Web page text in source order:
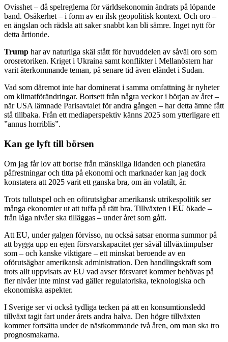
Ovisshet – då spelreglerna för världsekonomin ändrats på löpande
band. Osäkerhet – i form av en ilsk geopolitisk kontext. Och oro –
en ängslan och rädsla att saker snabbt kan bli sämre. Inget nytt för
detta årtionde.
Trump har av naturliga skäl stått för huvuddelen av såväl oro som
orosretoriken. Kriget i Ukraina samt konflikter i Mellanöstern har
varit återkommande teman, på senare tid även eländet i Sudan.
Vad som däremot inte har dominerat i samma omfattning är nyheter
om klimatförändringar. Bortsett från några veckor i början av året –
när USA lämnade Parisavtalet för andra gången – har detta ämne fått
stå tillbaka. Från ett mediaperspektiv känns 2025 som ytterligare ett
”annus horriblis”.
Kan ge lyft till börsen
Om jag får lov att bortse från mänskliga lidanden och planetära
påfrestningar och titta på ekonomi och marknader kan jag dock
konstatera att 2025 varit ett ganska bra, om än volatilt, år.
Trots tullutspel och en oförutsägbar amerikansk utrikespolitik ser
många ekonomier ut att tuffa på rätt bra. Tillväxten i EU ökade –
från låga nivåer ska tilläggas – under året som gått.
Att EU, under galgen förvisso, nu också satsar enorma summor på
att bygga upp en egen försvarskapacitet ger såväl tillväxtimpulser
som – och kanske viktigare – ett minskat beroende av en
oförutsägbar amerikansk administration. Den handlingskraft som
trots allt uppvisats av EU vad avser försvaret kommer behövas på
fler nivåer inte minst vad gäller regulatoriska, teknologiska och
ekonomiska aspekter.
I Sverige ser vi också tydliga tecken på att en konsumtionsledd
tillväxt tagit fart under årets andra halva. Den högre tillväxten
kommer fortsätta under de nästkommande två åren, om man ska tro
prognosmakarna.